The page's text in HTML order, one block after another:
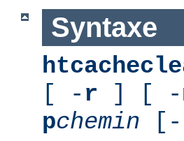
Syntaxe
[ - r ] [ -
pchemin [-